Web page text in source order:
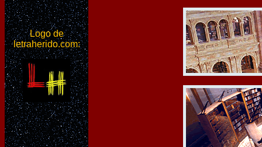
Logo de
letraherido.com: